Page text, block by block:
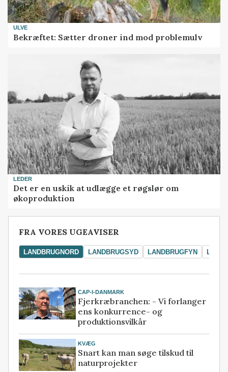
ULVE
Bekræftet: Sætter droner ind mod problemulv
LEDER
Det er en uskik at udlægge et røgslør om
økoproduktion
FRA VORES UGEAVISER
LANDBRUGNORD LANDBRUGSYD LANDBRUGFYN
CAP-I-DANMARK
Fjerkræbranchen: - Vi forlanger
ens konkurrence- og
produktionsvilkår
KVÆG
Snart kan man søge tilskud til
naturprojekter